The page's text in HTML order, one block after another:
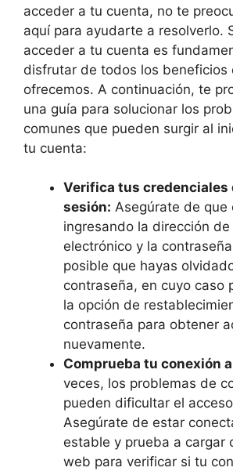
acceder a tu cuenta, no te
aquí para ayudarte a resolverlo.
acceder a tu cuenta es
disfrutar‍ de todos los beneficios
‌ofrecemos. A continuación,‌ te
una guía‌ para solucionar‌ los
comunes que pueden‍ surgir ‌al
tu cuenta:
Verifica tus credenciales
sesión: Asegúrate‌ de que​
ingresando​ la dirección de
electrónico y la⁢
posible​ que​ hayas
contraseña,⁣ en⁤ cuyo caso
la opción de
contraseña para obtener
nuevamente.
Comprueba tu conexión
veces, los problemas de
pueden dificultar el
Asegúrate de estar
estable y prueba a cargar
web para verificar si tu